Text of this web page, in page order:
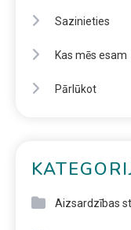
Sazinieties
Kas mēs esam
Pārlūkot
Aizsardzības